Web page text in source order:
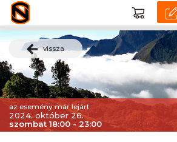
vissza
az esemény már lejárt
2024. október 26.
szombat 18:00 - 23:00